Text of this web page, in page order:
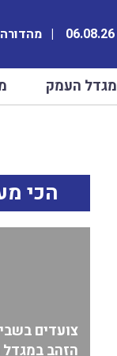
מגדל העמק
הכי
צועדים
הזהב